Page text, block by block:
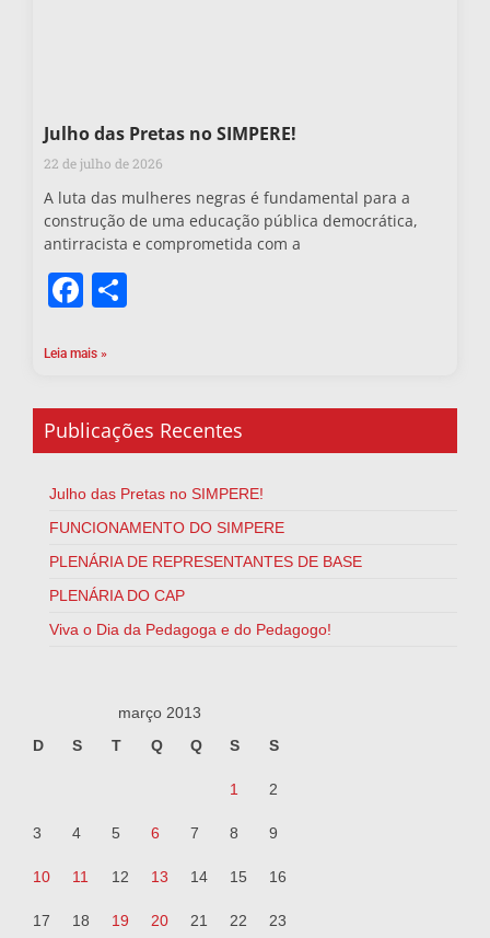
Julho das Pretas no SIMPERE!
22 de julho de 2026
A luta das mulheres negras é fundamental para a
construção de uma educação pública democrática,
antirracista e comprometida com a
Facebook
Leia mais »
Publicações Recentes
Julho das Pretas no SIMPERE!
FUNCIONAMENTO DO SIMPERE
PLENÁRIA DE REPRESENTANTES DE BASE
PLENÁRIA DO CAP
Viva o Dia da Pedagoga e do Pedagogo!
março 2013
D
S T Q Q S S
1 2
3 4 5 6 7 8 9
10 11 12 13 14 15 16
17 18 19 20 21 22 23